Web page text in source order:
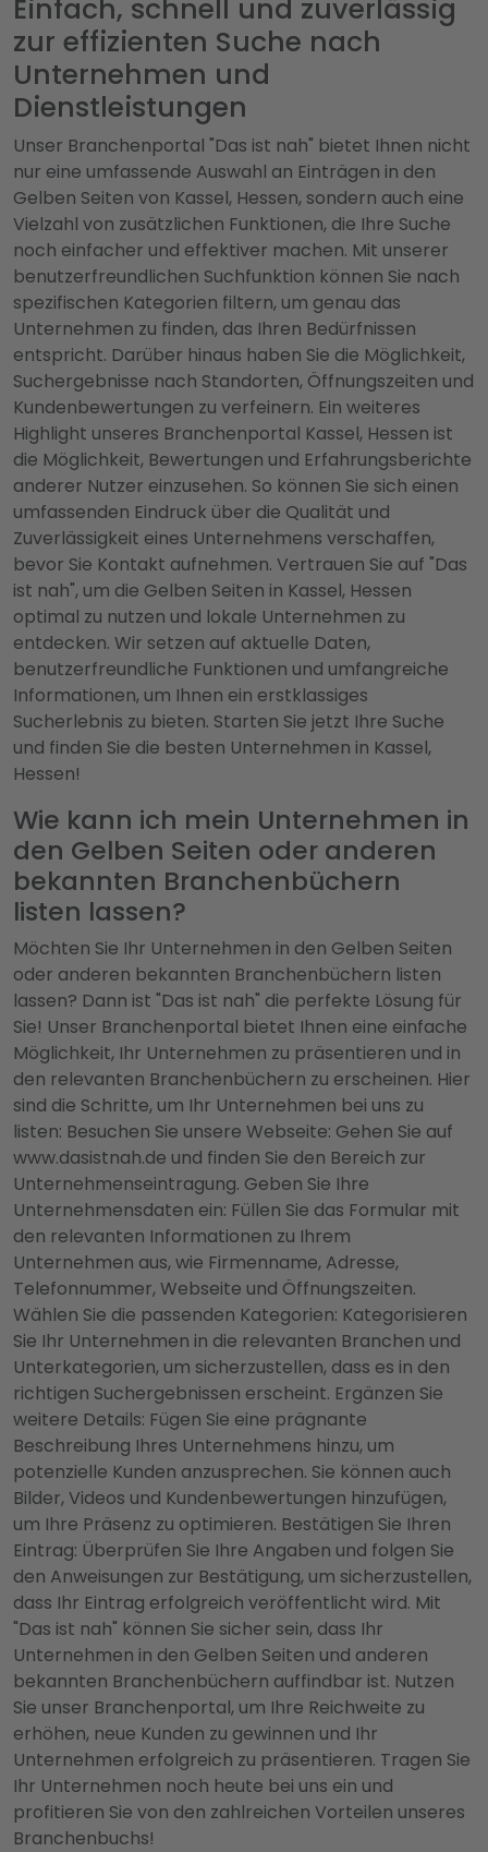
Einfach, schnell und zuverlässig
zur effizienten Suche nach
Unternehmen und
Dienstleistungen
Unser Branchenportal "Das ist nah" bietet Ihnen nicht
nur eine umfassende Auswahl an Einträgen in den
Gelben Seiten von Kassel, Hessen, sondern auch eine
Vielzahl von zusätzlichen Funktionen, die Ihre Suche
noch einfacher und effektiver machen. Mit unserer
benutzerfreundlichen Suchfunktion können Sie nach
spezifischen Kategorien filtern, um genau das
Unternehmen zu finden, das Ihren Bedürfnissen
entspricht. Darüber hinaus haben Sie die Möglichkeit,
Suchergebnisse nach Standorten, Öffnungszeiten und
Kundenbewertungen zu verfeinern. Ein weiteres
Highlight unseres Branchenportal Kassel, Hessen ist
die Möglichkeit, Bewertungen und Erfahrungsberichte
anderer Nutzer einzusehen. So können Sie sich einen
umfassenden Eindruck über die Qualität und
Zuverlässigkeit eines Unternehmens verschaffen,
bevor Sie Kontakt aufnehmen. Vertrauen Sie auf "Das
ist nah", um die Gelben Seiten in Kassel, Hessen
optimal zu nutzen und lokale Unternehmen zu
entdecken. Wir setzen auf aktuelle Daten,
benutzerfreundliche Funktionen und umfangreiche
Informationen, um Ihnen ein erstklassiges
Sucherlebnis zu bieten. Starten Sie jetzt Ihre Suche
und finden Sie die besten Unternehmen in Kassel,
Hessen!
Wie kann ich mein Unternehmen in
den Gelben Seiten oder anderen
bekannten Branchenbüchern
listen lassen?
Möchten Sie Ihr Unternehmen in den Gelben Seiten
oder anderen bekannten Branchenbüchern listen
lassen? Dann ist "Das ist nah" die perfekte Lösung für
Sie! Unser Branchenportal bietet Ihnen eine einfache
Möglichkeit, Ihr Unternehmen zu präsentieren und in
den relevanten Branchenbüchern zu erscheinen. Hier
sind die Schritte, um Ihr Unternehmen bei uns zu
listen: Besuchen Sie unsere Webseite: Gehen Sie auf
www.dasistnah.de und finden Sie den Bereich zur
Unternehmenseintragung. Geben Sie Ihre
Unternehmensdaten ein: Füllen Sie das Formular mit
den relevanten Informationen zu Ihrem
Unternehmen aus, wie Firmenname, Adresse,
Telefonnummer, Webseite und Öffnungszeiten.
Wählen Sie die passenden Kategorien: Kategorisieren
Sie Ihr Unternehmen in die relevanten Branchen und
Unterkategorien, um sicherzustellen, dass es in den
richtigen Suchergebnissen erscheint. Ergänzen Sie
weitere Details: Fügen Sie eine prägnante
Beschreibung Ihres Unternehmens hinzu, um
potenzielle Kunden anzusprechen. Sie können auch
Bilder, Videos und Kundenbewertungen hinzufügen,
um Ihre Präsenz zu optimieren. Bestätigen Sie Ihren
Eintrag: Überprüfen Sie Ihre Angaben und folgen Sie
den Anweisungen zur Bestätigung, um sicherzustellen,
dass Ihr Eintrag erfolgreich veröffentlicht wird. Mit
"Das ist nah" können Sie sicher sein, dass Ihr
Unternehmen in den Gelben Seiten und anderen
bekannten Branchenbüchern auffindbar ist. Nutzen
Sie unser Branchenportal, um Ihre Reichweite zu
erhöhen, neue Kunden zu gewinnen und Ihr
Unternehmen erfolgreich zu präsentieren. Tragen Sie
Ihr Unternehmen noch heute bei uns ein und
profitieren Sie von den zahlreichen Vorteilen unseres
Branchenbuchs!